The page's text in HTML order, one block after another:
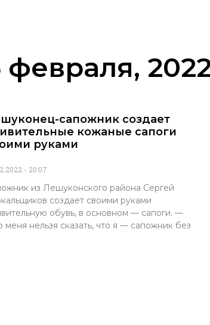
февраля,
сапожник создает
кожаные сапоги
руками
20:07
из Лешуконского района Сергей
создает своими руками
обувь, в основном — сапоги. —
меня нельзя сказать, что я — сапожник без